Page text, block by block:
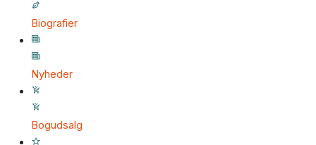
Biografier
Nyheder
Bogudsalg